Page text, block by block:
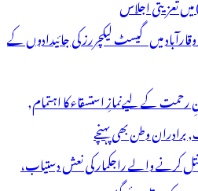
میں گیسٹ لیکچررز کی جائیدادوں کے
رحمت کے لیےنمازِ استسقاء کا اہتمام,
وطن بھی پہنچے
میں 6 ا فراد کا قتل کرنے والے راجکمار کی نعش دستیاب،